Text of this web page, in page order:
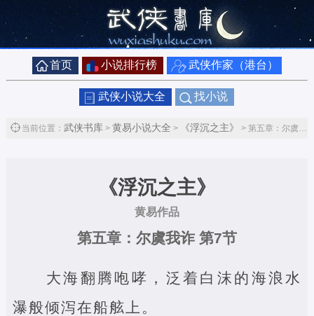
首页 小说排行榜 武侠作家（港台）
武侠小说大全 找小说
当前位置： 武侠书库> 黄易小说大全 > 《浮沉之主》 > 第五章：尔虞我诈第7节
《浮沉之主》
黄易作品
第五章：尔虞我诈 第7节
大海翻腾咆哮，泛着白沫的海浪水
瀑般倾泻在船舷上。